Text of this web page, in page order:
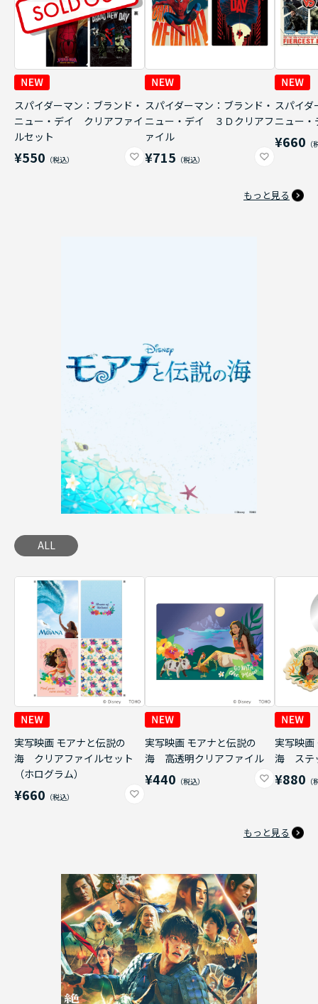
スパイダーマン：ブランド・
ニュー・デイ クリアファイ
ルセット
¥550
スパイダーマン：ブランド・
ニュー・デイ ３Ｄクリアフ
ァイル
¥715
スパイダ
ニュー
¥660
もっと見る
ALL
実写映画 モアナと伝説の
海 クリアファイルセット
（ホログラム）
¥660
実写映画 モアナと伝説の
海 高透明クリアファイル
¥440
実写映画
海 ステ
¥880
もっと見る